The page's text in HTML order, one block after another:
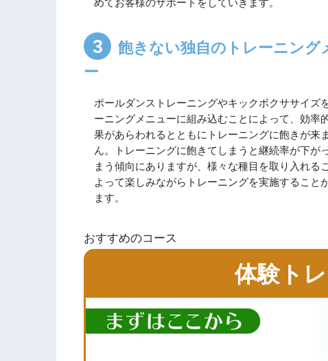
飽きない独自のトレーニング
ー
ポールダンストレーニングやキックボクササイズ
ーニングメニューに組み込むことによって、効率
果があらわれるとともにトレーニングに飽きが来
ん。トレーニングに飽きてしまうと継続率が下が
まう傾向にありますが、様々な種目を取り入れる
よって楽しみながらトレーニングを実施すること
ます。
おすすめのコース
体験ト